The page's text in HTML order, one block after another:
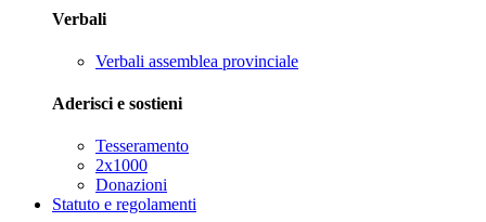
Verbali
Verbali assemblea provinciale
Aderisci e sostieni
Tesseramento
2x1000
Donazioni
Statuto e regolamenti